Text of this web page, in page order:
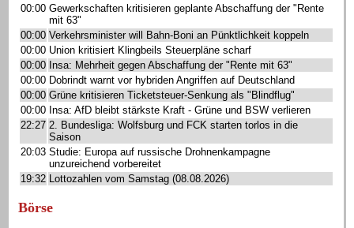
00:00 Gewerkschaften kritisieren geplante Abschaffung der "Rente
mit 63"
00:00 Verkehrsminister will Bahn-Boni an Pünktlichkeit koppeln
00:00 Union kritisiert Klingbeils Steuerpläne scharf
00:00 Insa: Mehrheit gegen Abschaffung der "Rente mit 63"
00:00 Dobrindt warnt vor hybriden Angriffen auf Deutschland
00:00 Grüne kritisieren Ticketsteuer-Senkung als "Blindflug"
00:00 Insa: AfD bleibt stärkste Kraft - Grüne und BSW verlieren
22:27 2. Bundesliga: Wolfsburg und FCK starten torlos in die
Saison
20:03 Studie: Europa auf russische Drohnenkampagne
unzureichend vorbereitet
19:32 Lottozahlen vom Samstag (08.08.2026)
Börse